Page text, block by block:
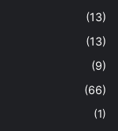
(13)
(13)
(9)
(66)
(1)